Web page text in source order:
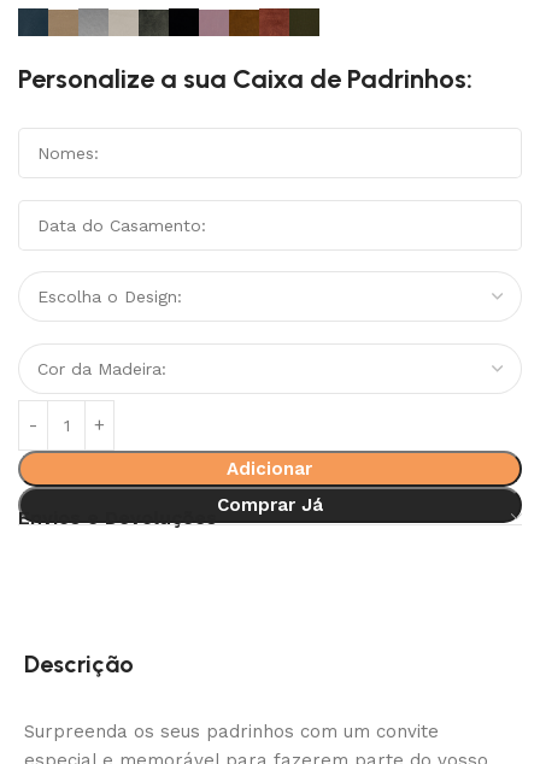
Personalize a sua Caixa de Padrinhos:
Adicionar
Comprar Já
Envios e Devoluções
Descrição
Surpreenda os seus padrinhos com um convite